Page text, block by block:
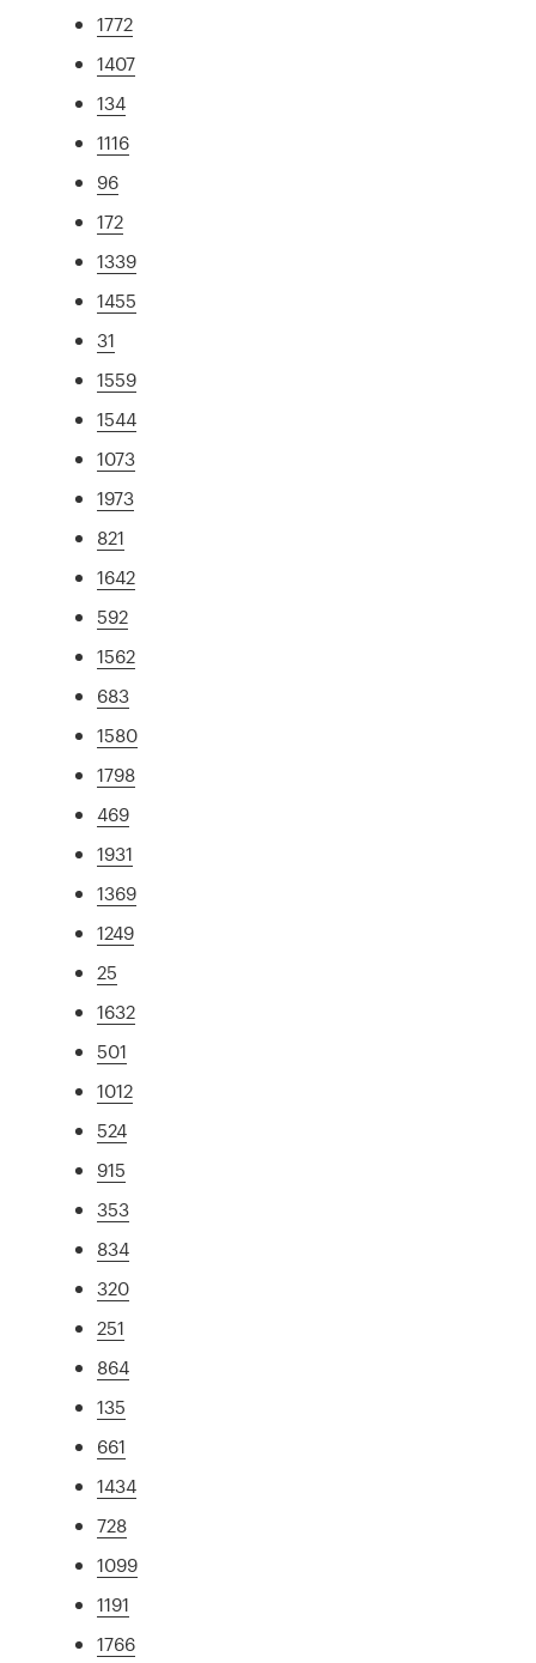
1772
1407
134
1116
96
172
1339
1455
31
1559
1544
1073
1973
821
1642
592
1562
683
1580
1798
469
1931
1369
1249
25
1632
501
1012
524
915
353
834
320
251
864
135
661
1434
728
1099
1191
1766